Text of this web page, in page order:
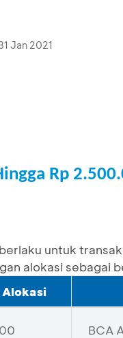
Jan 2021
Rp
untuk
alokasi sebagai
Alokasi
BCA